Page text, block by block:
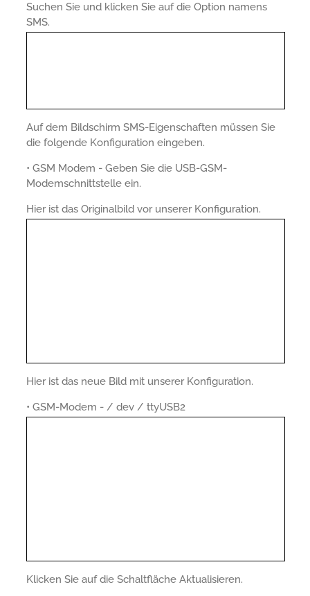
Suchen Sie und klicken Sie auf die Option namens
SMS.
Auf dem Bildschirm SMS-Eigenschaften müssen Sie
die folgende Konfiguration eingeben.
• GSM Modem - Geben Sie die USB-GSM-
Modemschnittstelle ein.
Hier ist das Originalbild vor unserer Konfiguration.
Hier ist das neue Bild mit unserer Konfiguration.
• GSM-Modem - / dev / ttyUSB2
Klicken Sie auf die Schaltfläche Aktualisieren.